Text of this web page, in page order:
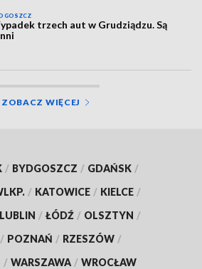
trzech aut w Grudziądzu. Są
ZOBACZ WIĘCEJ
/ BYDGOSZCZ / GDAŃSK /
/ KATOWICE / KIELCE /
LUBLIN / ŁÓDŹ / OLSZTYN /
/ POZNAŃ / RZESZÓW /
/ WARSZAWA / WROCŁAW